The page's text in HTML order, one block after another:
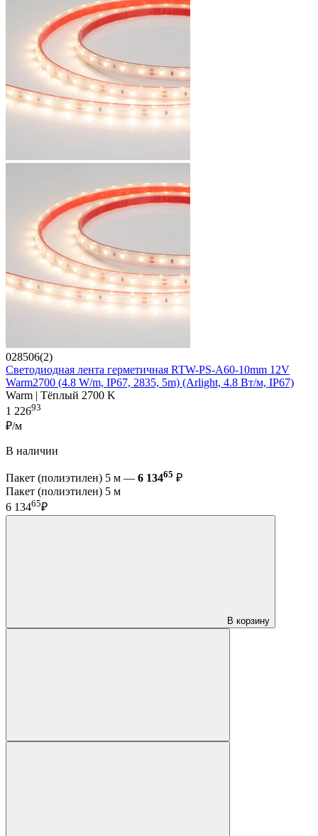
028506(2)
Светодиодная лента герметичная RTW-PS-A60-10mm 12V
Warm2700 (4.8 W/m, IP67, 2835, 5m) (Arlight, 4.8 Вт/м, IP67)
Warm | Тёплый 2700 K
1 22693
₽/м
В наличии
Пакет (полиэтилен) 5 м — 6 13465 ₽
Пакет (полиэтилен) 5 м
6 13465₽
В корзину